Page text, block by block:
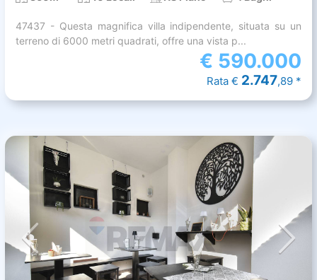
47437 - Questa magnifica villa indipendente, situata su un
terreno di 6000 metri quadrati, offre una vista p...
€ 590.000
Rata € 2.747,89 *